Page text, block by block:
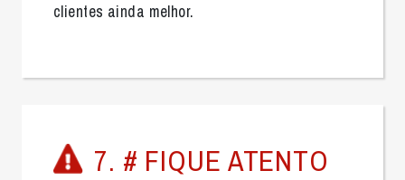
clientes ainda melhor.
7. # FIQUE ATENTO